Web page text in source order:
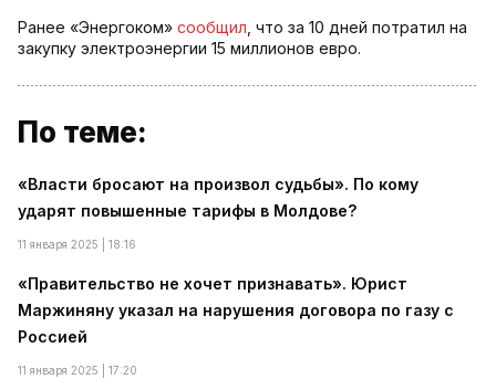
Ранее «Энергоком» сообщил , что за 10 дней потратил на
закупку электроэнергии 15 миллионов евро.
По теме:
«Власти бросают на произвол судьбы». По кому
ударят повышенные тарифы в Молдове?
11 января 2025 | 18:16
«Правительство не хочет признавать». Юрист
Маржиняну указал на нарушения договора по газу с
Россией
11 января 2025 | 17:20